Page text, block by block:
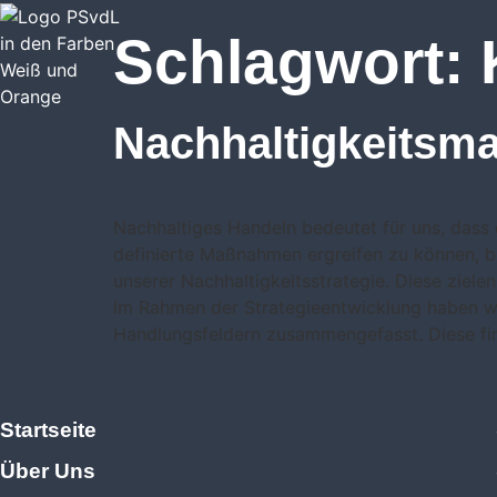
Schlagwort:
Nachhaltiges Handeln bedeutet für uns,
definierte Maßnahmen ergreifen zu können,
unserer Nachhaltigkeitsstrategie. Diese
Im Rahmen der Strategieentwicklung
Handlungsfeldern zusammengefasst. Diese
Startseite
Über Uns